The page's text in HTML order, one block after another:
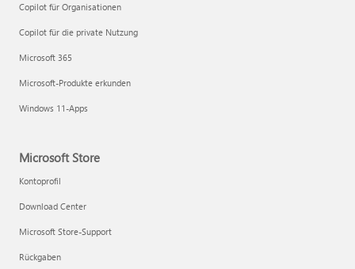
Copilot für Organisationen
Copilot für die private Nutzung
Microsoft 365
Microsoft-Produkte erkunden
Windows 11-Apps
Microsoft Store
Kontoprofil
Download Center
Microsoft Store-Support
Rückgaben